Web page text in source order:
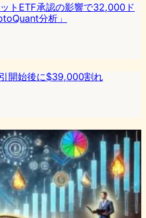
トETF承認の影響で32,000ド
分析」
開始後に$39,000割れ